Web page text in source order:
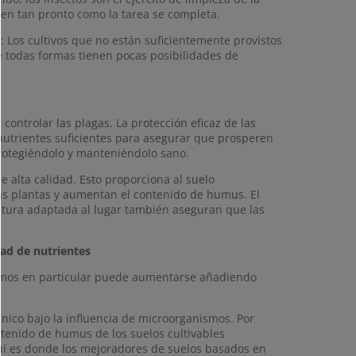
tan pronto como la tarea se completa.
cultivos que no están suficientemente provistos
formas tienen pocas posibilidades de
las plagas. La protección eficaz de las
suficientes para asegurar que prosperen
y manteniéndolo sano.
alta calidad. Esto proporciona al suelo
y aumentan el contenido de humus. El
adaptada al lugar también aseguran que las
de nutrientes
en particular puede aumentarse añadiendo
bajo la influencia de microorganismos. Por
de humus de los suelos cultivables
donde los mejoradores de suelos basados en